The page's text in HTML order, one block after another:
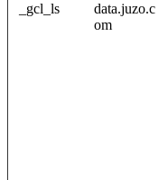
_gcl_ls
data.juzo.c
om